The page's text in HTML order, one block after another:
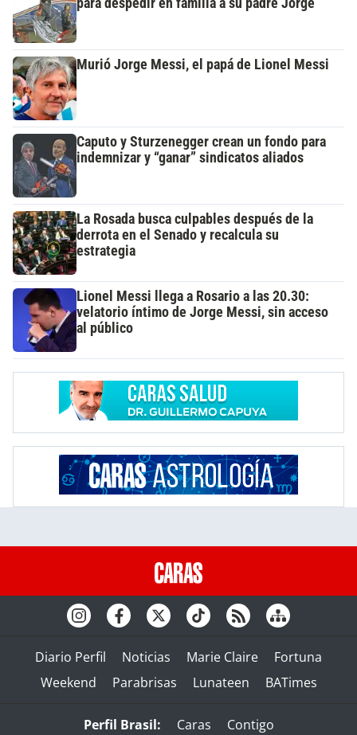
Murió Jorge Messi, el papá de Lionel Messi
Caputo y Sturzenegger crean un fondo para
indemnizar y “ganar” sindicatos aliados
La Rosada busca culpables después de la
derrota en el Senado y recalcula su
estrategia
Lionel Messi llega a Rosario a las 20.30:
velatorio íntimo de Jorge Messi, sin acceso
al público
Diario Perfil Noticias Marie Claire
Fortuna
Weekend
Parabrisas Lunateen BATimes
Perfil Brasil: Caras
Contigo